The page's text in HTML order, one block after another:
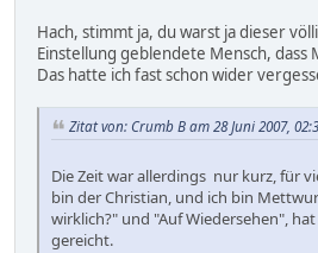
Hach, stimmt ja, du warst ja dieser
Einstellung geblendete Mensch, dass
Das hatte ich fast schon wider
Zitat von: Crumb B am 28 Juni 2007,
Die Zeit war allerdings nur kurz, für
bin der Christian, und ich bin
wirklich?" und "Auf Wiedersehen",
gereicht.